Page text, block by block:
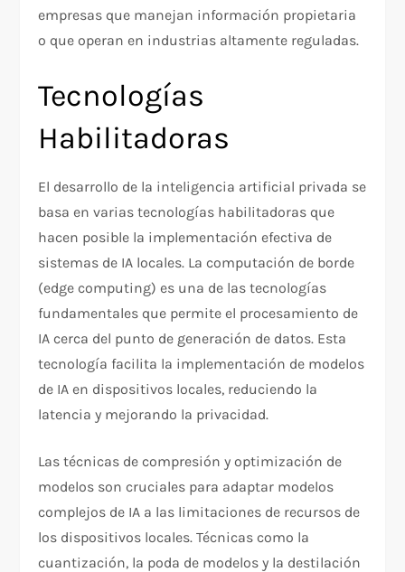
empresas que manejan información propietaria
o que operan en industrias altamente reguladas.
Tecnologías
Habilitadoras
El desarrollo de la inteligencia artificial privada se
basa en varias tecnologías habilitadoras que
hacen posible la implementación efectiva de
sistemas de IA locales. La computación de borde
(edge computing) es una de las tecnologías
fundamentales que permite el procesamiento de
IA cerca del punto de generación de datos. Esta
tecnología facilita la implementación de modelos
de IA en dispositivos locales, reduciendo la
latencia y mejorando la privacidad.
Las técnicas de compresión y optimización de
modelos son cruciales para adaptar modelos
complejos de IA a las limitaciones de recursos de
los dispositivos locales. Técnicas como la
cuantización, la poda de modelos y la destilación